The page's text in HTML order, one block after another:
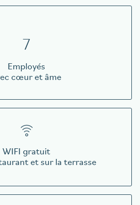
7
Employés
cœur et âme
WIFI gratuit
et sur la terrasse